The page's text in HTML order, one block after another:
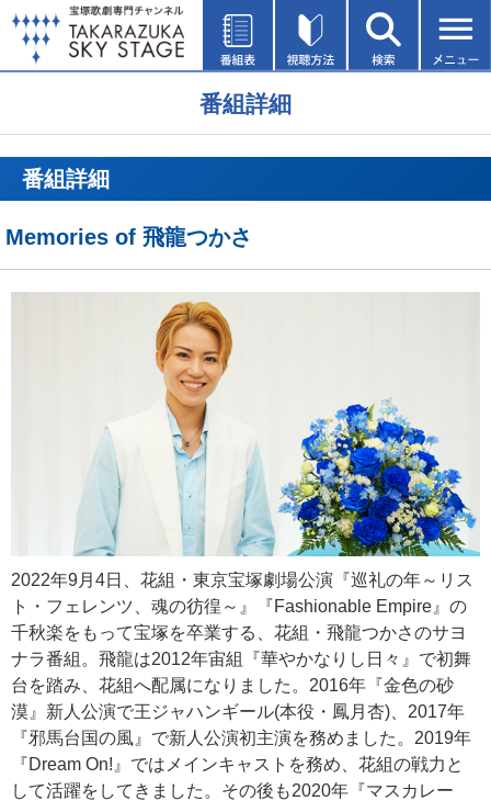
番組詳細
番組詳細
Memories of 飛龍つかさ
2022年9月4日、花組・東京宝塚劇場公演『巡礼の年～リス
ト・フェレンツ、魂の彷徨～』『Fashionable Empire』の
千秋楽をもって宝塚を卒業する、花組・飛龍つかさのサヨ
ナラ番組。飛龍は2012年宙組『華やかなりし日々』で初舞
台を踏み、花組へ配属になりました。2016年『金色の砂
漠』新人公演で王ジャハンギール(本役・鳳月杏)、2017年
『邪馬台国の風』で新人公演初主演を務めました。2019年
『Dream On!』ではメインキャストを務め、花組の戦力と
して活躍をしてきました。その後も2020年『マスカレー